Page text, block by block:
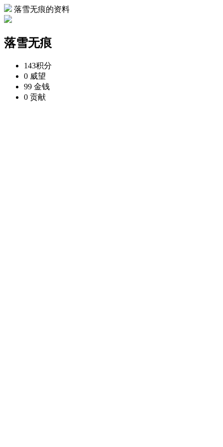
落雪无痕的资料
落雪无痕
143积分
0 威望
99 金钱
0 贡献